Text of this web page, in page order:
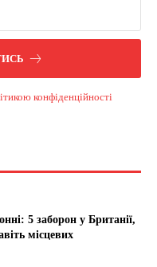
конфіденційності
5 заборон у Британії,
місцевих